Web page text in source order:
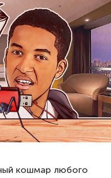
кошмар любого